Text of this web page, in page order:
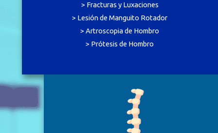
> Fracturas y Luxaciones
> Lesión de Manguito Rotador
> Artroscopia de Hombro
> Prótesis de Hombro